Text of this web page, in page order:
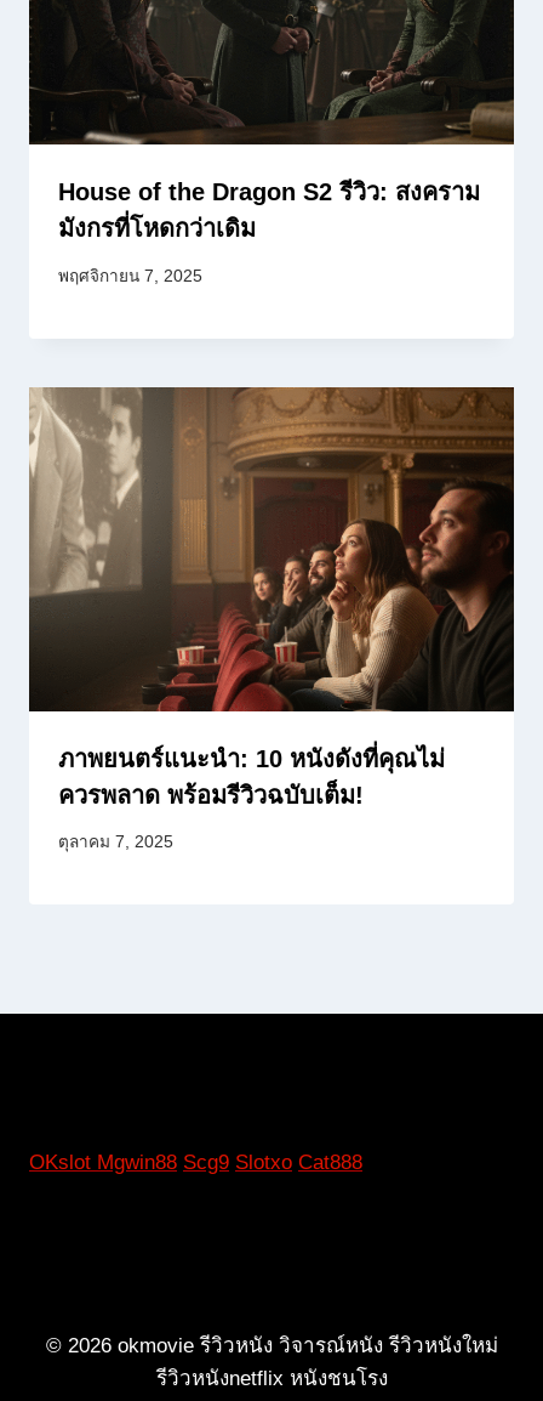
House of the Dragon S2 รีวิว: สงคราม
มังกรที่โหดกว่าเดิม
พฤศจิกายน 7, 2025
ภาพยนตร์แนะนำ: 10 หนังดังที่คุณไม่
ควรพลาด พร้อมรีวิวฉบับเต็ม!
ตุลาคม 7, 2025
OKslot Mgwin88 Scg9 Slotxo Cat888
© 2026 okmovie รีวิวหนัง วิจารณ์หนัง รีวิวหนังใหม่
รีวิวหนังnetflix หนังชนโรง